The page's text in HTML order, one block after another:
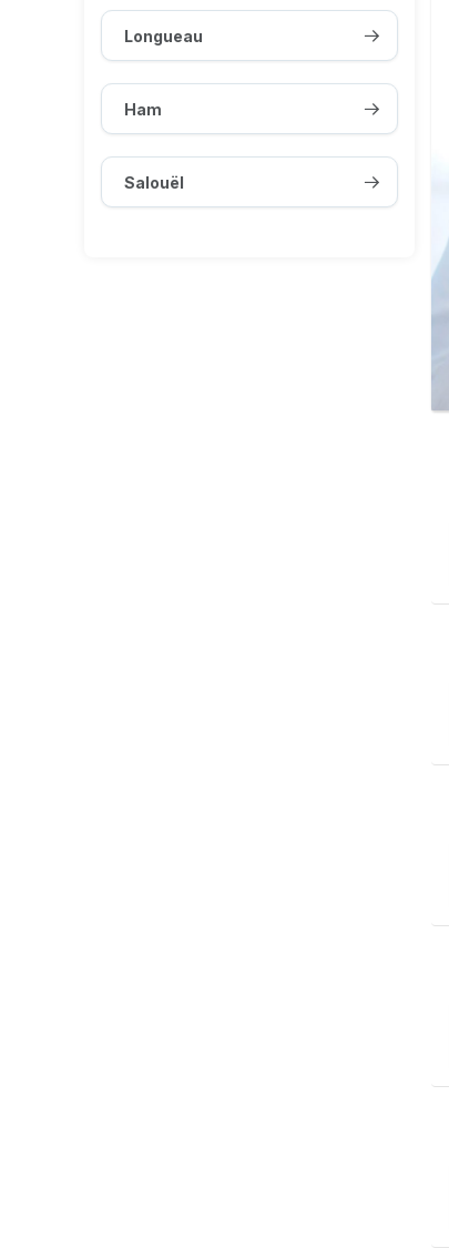
Longueau
Ham
Salouël